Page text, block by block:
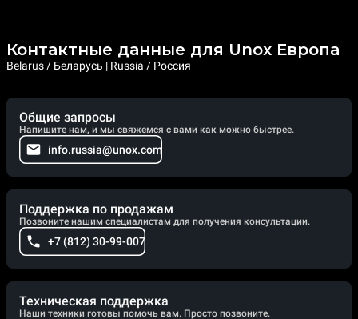
Контактные данные для Unox Европа
Belarus / Беларусь | Russia / Россия
Общие запросы
Напишите нам, и мы свяжемся с вами как можно быстрее.
info.russia@unox.com
Поддержка по продажам
Позвоните нашим специалистам для получения консультации.
+7 (812) 30-99-007
Техническая поддержка
Наши техники готовы помочь вам. Просто позвоните.